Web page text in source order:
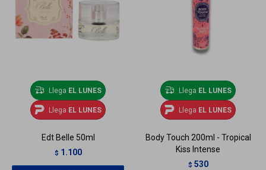
Llega EL LUNES
Llega EL LUNES
Edt Belle 50ml
$ 1.100
Llega EL LUNES
Llega EL LUNES
Body Touch 200ml - Tropical
Kiss Intense
$ 530